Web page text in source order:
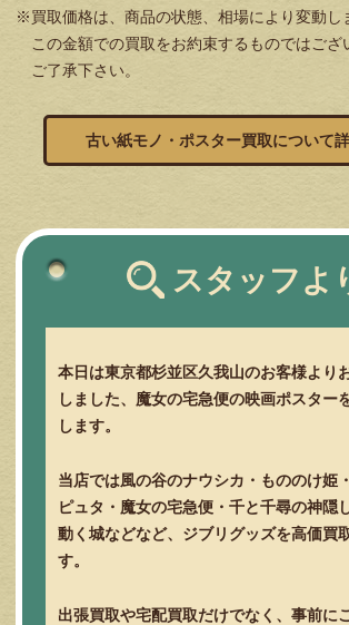
※買取価格は、商品の状態、相場により変動し
この金額での買取をお約束するものではござ
ご了承下さい。
古い紙モノ・ポスター買取について
スタッフよ
本日は東京都杉並区久我山のお客様より
しました、魔女の宅急便の映画ポスター
します。
当店では風の谷のナウシカ・もののけ姫
ピュタ・魔女の宅急便・千と千尋の神隠
動く城などなど、ジブリグッズを高価買
す。
出張買取や宅配買取だけでなく、事前に